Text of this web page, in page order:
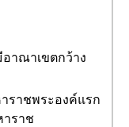
าณาเขตกว้าง
ราชพระองค์แรก
ราช